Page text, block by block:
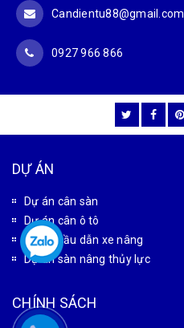
Candientu88@gmail.com
0927 966 866
DỰ ÁN
Dự án cân sàn
Dự án cân ô tô
Dự án cầu dẫn xe nâng
Dự án sàn nâng thủy lực
CHÍNH SÁCH